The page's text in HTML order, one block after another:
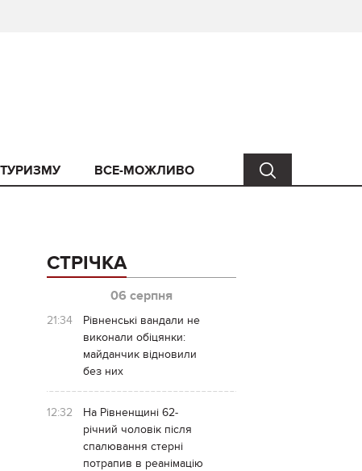
ВСЕ-МОЖЛИВО
СТРІЧКА
06 серпня
21:34
Рівненські вандали не
виконали обіцянки:
майданчик відновили
без них
12:32
На Рівненщині 62-
річний чоловік після
спалювання стерні
потрапив в реанімацію